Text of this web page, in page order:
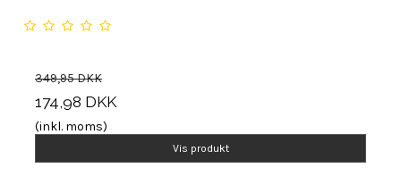
349,95 DKK
174,98 DKK
(inkl. moms)
Vis produkt